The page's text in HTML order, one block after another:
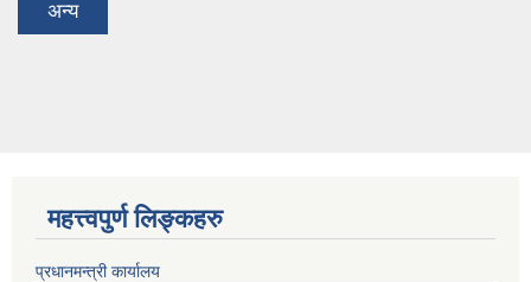
अन्य
महत्त्वपुर्ण लिङ्कहरु
प्रधानमन्त्री कार्यालय